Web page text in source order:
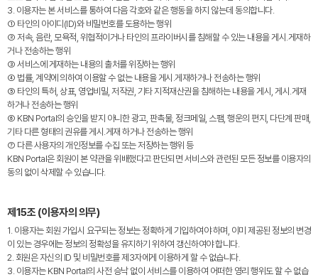
3. 이용자는 본 서비스를 통하여 다음 각호와 같은 행동을 하지 않는데 동의합니다.
① 타인의 아이디(ID)와 비밀번호를 도용하는 행위
② 저속, 음란, 모욕적, 위협적이거나 타인의 프라이버시를 침해할 수 있는 내용을 게시․게재하
거나 전송하는 행위
③ 서비스에 게재하는 내용의 출처를 위장하는 행위
④ 법률, 계약에 의하여 이용할 수 없는 내용을 게시․게재하거나 전송하는 행위
⑤ 타인의 특허, 상표, 영업비밀, 저작권, 기타 지적재산권을 침해하는 내용을 게시, 게시․게재
하거나 전송하는 행위
⑥ KBN Portal의 승인을 받지 아니한 광고, 판촉물, 정크메일, 스팸, 행운의 편지, 다단계 판매,
기타 다른 형태의 권유를 게시․게재 하거나 전송하는 행위
⑦ 다른 사용자의 개인정보를 수집 또는 저장하는 행위 등
KBN Portal은 회원이 본 약관을 위배했다고 판단되면 서비스와 관련된 모든 정보를 이용자의
동의 없이 삭제할 수 있습니다.
제15조 (이용자의 의무)
1. 이용자는 회원 가입시 요구되는 정보는 정확하게 기입하여야 하며, 이미 제공된 정보의 변경
이 있는 경우에는 정보의 정확성을 유지하기 위하여 갱신하여야 합니다.
2. 회원은 자신의 ID 및 비밀번호를 제3자에게 이용하게 할 수 없습니다.
3. 이용자는 KBN Portal의 사전 승낙 없이 서비스를 이용하여 어떠한 영리 행위도 할 수 없습